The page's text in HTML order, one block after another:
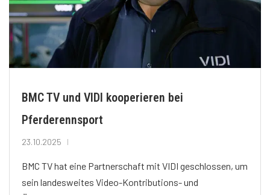
BMC TV und VIDI kooperieren bei
Pferderennsport
23.10.2025
BMC TV hat eine Partnerschaft mit VIDI geschlossen, um
sein landesweites Video-Kontributions- und